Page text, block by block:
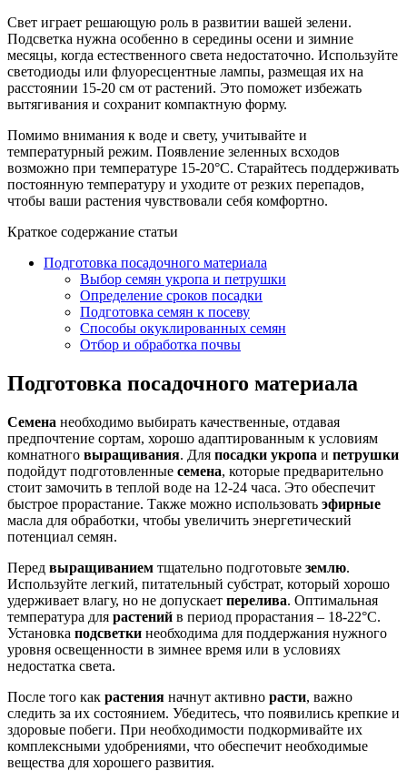
Свет играет решающую роль в развитии вашей зелени.
Подсветка нужна особенно в середины осени и зимние
месяцы, когда естественного света недостаточно. Используйте
светодиоды или флуоресцентные лампы, размещая их на
расстоянии 15-20 см от растений. Это поможет избежать
вытягивания и сохранит компактную форму.
Помимо внимания к воде и свету, учитывайте и
температурный режим. Появление зеленных всходов
возможно при температуре 15-20°C. Старайтесь поддерживать
постоянную температуру и уходите от резких перепадов,
чтобы ваши растения чувствовали себя комфортно.
Краткое содержание статьи
Подготовка посадочного материала
Выбор семян укропа и петрушки
Определение сроков посадки
Подготовка семян к посеву
Способы окуклированных семян
Отбор и обработка почвы
Подготовка посадочного материала
Семена необходимо выбирать качественные, отдавая
предпочтение сортам, хорошо адаптированным к условиям
комнатного выращивания. Для посадки укропа и петрушки
подойдут подготовленные семена, которые предварительно
стоит замочить в теплой воде на 12-24 часа. Это обеспечит
быстрое прорастание. Также можно использовать эфирные
масла для обработки, чтобы увеличить энергетический
потенциал семян.
Перед выращиванием тщательно подготовьте землю.
Используйте легкий, питательный субстрат, который хорошо
удерживает влагу, но не допускает перелива. Оптимальная
температура для растений в период прорастания – 18-22°C.
Установка подсветки необходима для поддержания нужного
уровня освещенности в зимнее время или в условиях
недостатка света.
После того как растения начнут активно расти, важно
следить за их состоянием. Убедитесь, что появились крепкие и
здоровые побеги. При необходимости подкормивайте их
комплексными удобрениями, что обеспечит необходимые
вещества для хорошего развития.